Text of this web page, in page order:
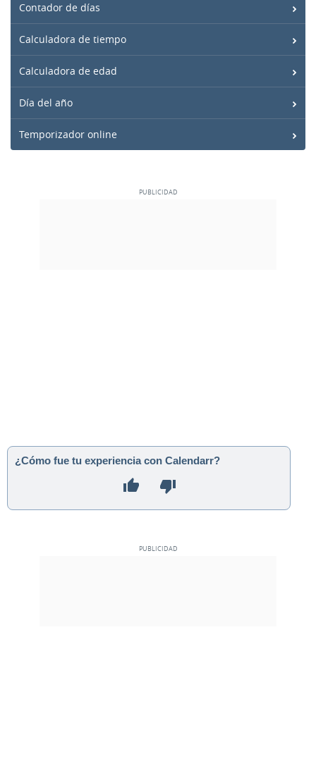
Contador de días
Calculadora de tiempo
Calculadora de edad
Día del año
Temporizador online
¿Cómo fue tu experiencia con Calendarr?